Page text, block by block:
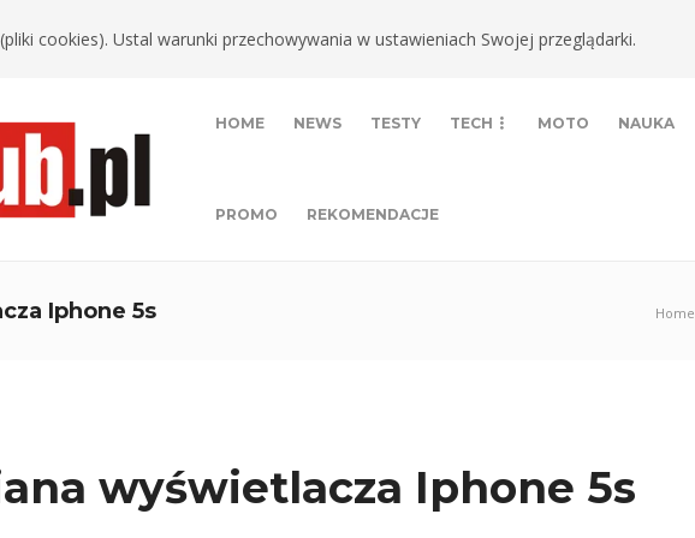
cookies). Ustal warunki przechowywania w ustawieniach Swojej przeglądarki.
HOME NEWS TESTY TECH MOTO NAUKA
PROMO REKOMENDACJE
Iphone 5s Home
wyświetlacza Iphone 5s